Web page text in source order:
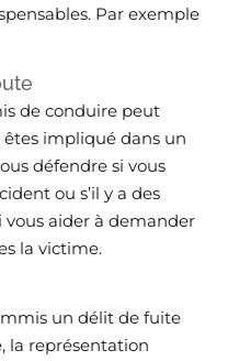
Par exemple
de conduire peut
impliqué dans un
défendre si vous
ou s’il y a des
vous aider à demander
la victime.
un délit de fuite
la représentation